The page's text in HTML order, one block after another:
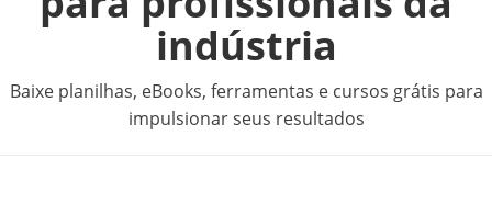
indústria
Baixe planilhas, eBooks, ferramentas e cursos grátis para
impulsionar seus resultados